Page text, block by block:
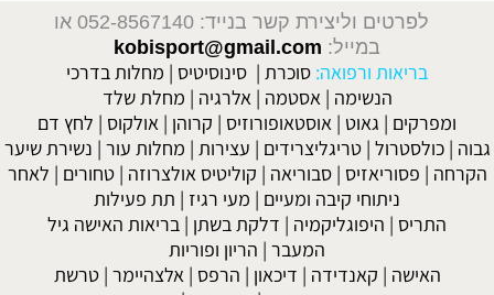
לפרטים וליצירת קשר בנייד: 052-8567140
או
במייל: kobisport@gmail.com
בריאות ורפואה: סוכרת | סינוסיטיס | מחלות בדרכי
הנשימה | אסטמה | אלרגיה | מחלת שלד
ומפרקים | גאוט | אוסטאופורוזיס | קרוהן | אולקוס | לחץ דם
גבוה |כולסטרול |טריגליצרידים | עצירות | מחלות עור | נשירת שיער
הקרחה | פסוריאזיס |סבוריאה | קוליטיס אולצרוזה |טחורים | לאחר
ניתוחי קיבה ומעיים | מעי רגיז | תת פעילות
התריס | היפוגליקמיה | דלקת בשתן | בריאות האישה גיל
המעבר | הריון ופוריות
האישה | קאנדידה | דיכאון | הרפס | אלצהיימר |טרשת